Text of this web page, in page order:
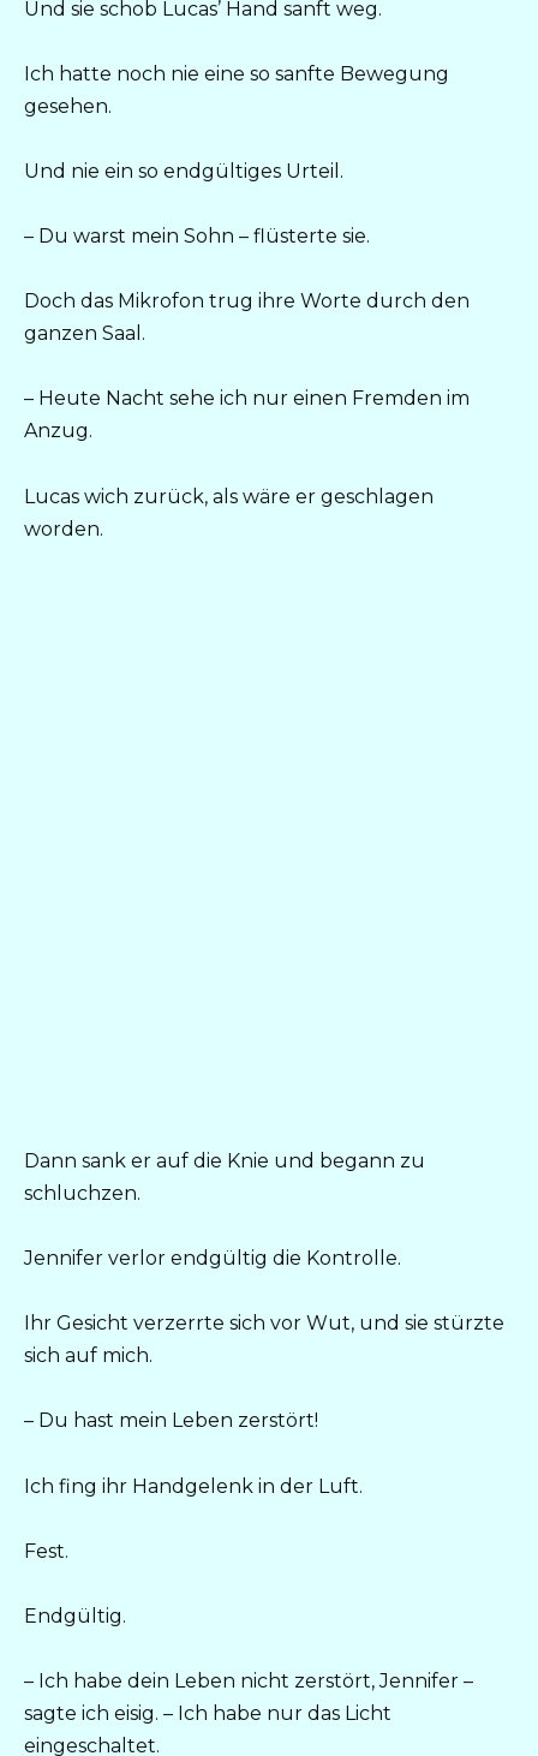
Und sie schob Lucas’ Hand sanft weg.
Ich hatte noch nie eine so sanfte Bewegung
gesehen.
Und nie ein so endgültiges Urteil.
– Du warst mein Sohn – flüsterte sie.
Doch das Mikrofon trug ihre Worte durch den
ganzen Saal.
– Heute Nacht sehe ich nur einen Fremden im
Anzug.
Lucas wich zurück, als wäre er geschlagen
worden.
Dann sank er auf die Knie und begann zu
schluchzen.
Jennifer verlor endgültig die Kontrolle.
Ihr Gesicht verzerrte sich vor Wut, und sie stürzte
sich auf mich.
– Du hast mein Leben zerstört!
Ich fing ihr Handgelenk in der Luft.
Fest.
Endgültig.
– Ich habe dein Leben nicht zerstört, Jennifer –
sagte ich eisig. – Ich habe nur das Licht
eingeschaltet.